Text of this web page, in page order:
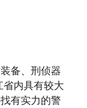
备、刑侦器
内具有较大
有实力的警